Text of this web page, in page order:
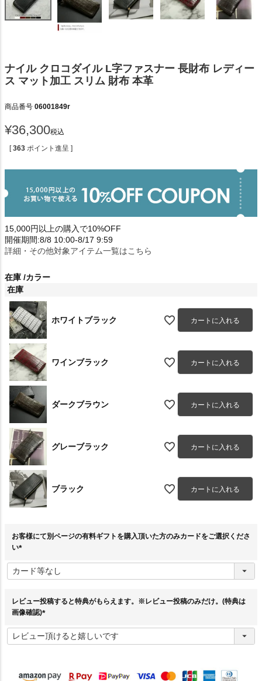
ナイル クロコダイル L字ファスナー 長財布 レディー
ス マット加工 スリム 財布 本革
商品番号 06001849r
¥36,300税込
[ 363 ポイント進呈 ]
15,000円以上の購入で10%OFF
開催期間:8/8 10:00-8/17 9:59
詳細・その他対象アイテム一覧はこちら
在庫 カラー
在庫
ホワイトブラック カートに入れる
ワインブラック カートに入れる
ダークブラウン カートに入れる
グレーブラック カートに入れる
ブラック カートに入れる
お客様にて別ページの有料ギフトを購入頂いた方のみカードをご選択くださ
い
必
須
レビュー投稿すると特典がもらえます。※レビュー投稿のみだけ。(特典は
画像確認)
必
須